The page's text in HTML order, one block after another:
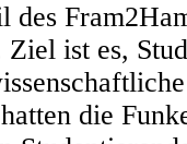
ist es,
die